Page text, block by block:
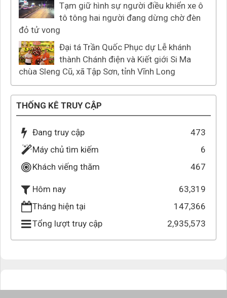
Tạm giữ hình sự người điều khiển xe ô
tô tông hai người đang dừng chờ đèn
đỏ tử vong
Đại tá Trần Quốc Phục dự Lễ khánh
thành Chánh điện và Kiết giới Si Ma
chùa Sleng Cũ, xã Tập Sơn, tỉnh Vĩnh Long
THỐNG KÊ TRUY CẬP
Đang truy cập
473
Máy chủ tìm kiếm
6
Khách viếng thăm
467
Hôm nay
63,319
Tháng hiện tại
147,366
Tổng lượt truy cập
2,935,573